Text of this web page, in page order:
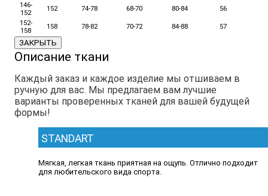
146-
152
152 74-78 68-70 80-84
56
152-
158
158 78-82 70-72 84-88 57
ЗАКРЫТЬ
Описание ткани
Каждый заказ и каждое изделие мы отшиваем в
ручную для вас. Мы предлагаем вам лучшие
варианты проверенных тканей для вашей будущей
формы!
STANDART
Мягкая, легкая ткань приятная на ощупь. Отлично подходит
для любительского вида спорта.